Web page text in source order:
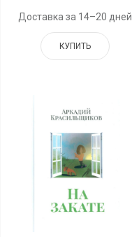
Доставка за 14–20 дней
КУПИТЬ